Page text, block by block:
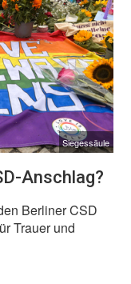
Siegessäule
Anschlag?
Berliner CSD
Trauer und